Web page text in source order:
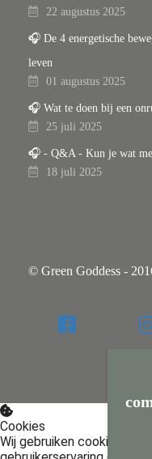
22 augustus 2025
🎧 De 4 energetische
leven
01 augustus 2025
🎧 Wat te doen bij een
25 juli 2025
🎧 - Q&A - Kun je wat
18 juli 2025
© Green Goddess -
Cookies
Wij gebruiken cookies op